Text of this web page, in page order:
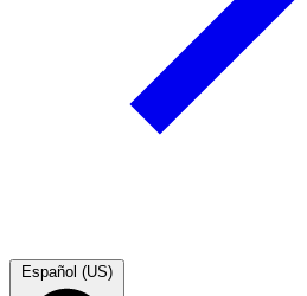
Español (US)